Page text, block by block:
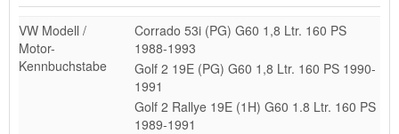
VW Modell /
Motor-
Kennbuchstabe
Corrado 53i (PG) G60 1,8 Ltr. 160 PS
1988-1993
Golf 2 19E (PG) G60 1,8 Ltr. 160 PS 1990-
1991
Golf 2 Rallye 19E (1H) G60 1.8 Ltr. 160 PS
1989-1991